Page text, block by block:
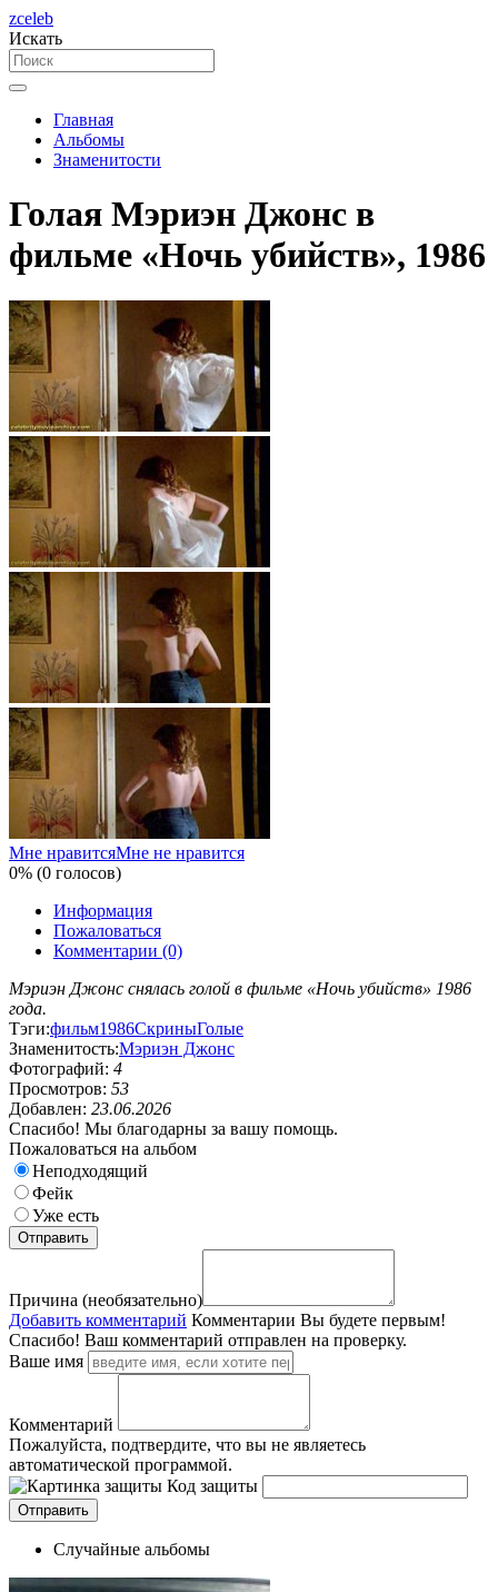
zceleb
Искать
Главная
Альбомы
Знаменитости
Голая Мэриэн Джонс в
фильме «Ночь убийств», 1986
Мне нравитсяМне не нравится
0% (0 голосов)
Информация
Пожаловаться
Комментарии (0)
Мэриэн Джонс снялась голой в фильме «Ночь убийств» 1986
года.
Тэги:фильм1986СкриныГолые
Знаменитость:Мэриэн Джонс
Фотографий: 4
Просмотров: 53
Добавлен: 23.06.2026
Спасибо! Мы благодарны за вашу помощь.
Пожаловаться на альбом
Неподходящий
Фейк
Уже есть
Причина (необязательно)
Добавить комментарий Комментарии Вы будете первым!
Спасибо! Ваш комментарий отправлен на проверку.
Ваше имя
Комментарий
Пожалуйста, подтвердите, что вы не являетесь
автоматической программой.
Код защиты
Случайные альбомы